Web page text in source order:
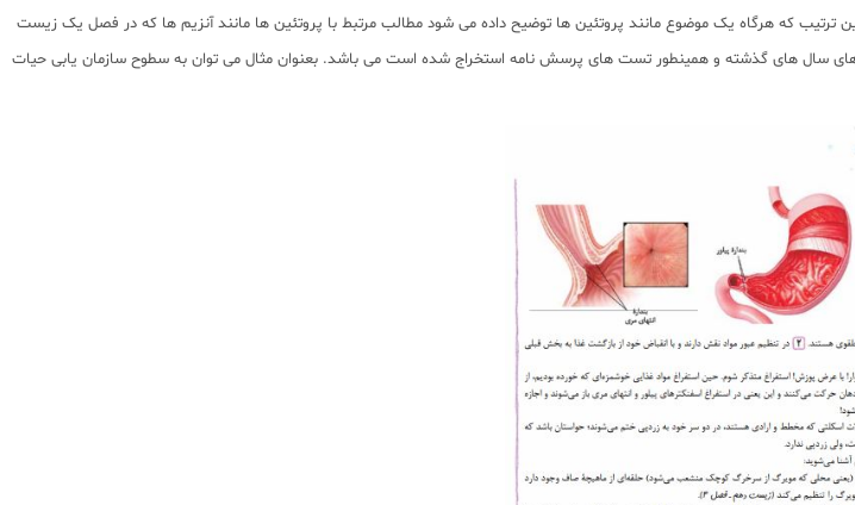
ترتیب که هرگاه یک موضوع مانند پروتئین ها توضیح داده می شود مطالب مرتبط با پروتئین ها مانند آنزیم ها که در فصل یک زیست
سال های گذشته و همینطور تست های پرسش نامه استخراج شده است می باشد. بعنوان مثال می توان به سطوح سازمان یابی حیات